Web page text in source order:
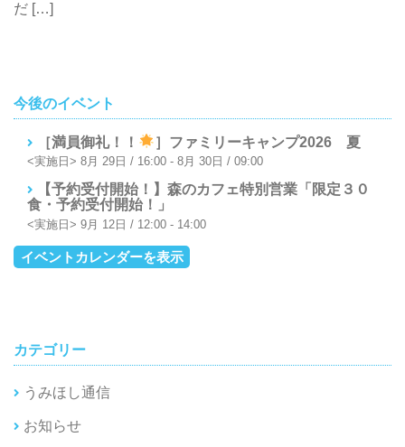
だ […]
今後のイベント
［満員御礼！！ ］ファミリーキャンプ2026 夏
8月 29日 / 16:00 - 8月 30日 / 09:00
【予約受付開始！】森のカフェ特別営業「限定３０
食・予約受付開始！」
9月 12日 / 12:00 - 14:00
イベントカレンダーを表示
カテゴリー
うみほし通信
お知らせ